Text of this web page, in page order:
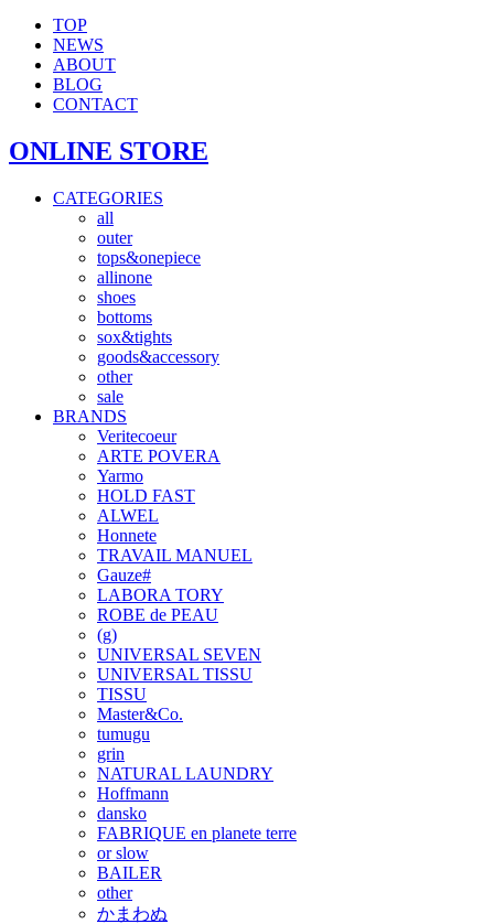
TOP
NEWS
ABOUT
BLOG
CONTACT
ONLINE STORE
CATEGORIES
all
outer
tops&onepiece
allinone
shoes
bottoms
sox&tights
goods&accessory
other
sale
BRANDS
Veritecoeur
ARTE POVERA
Yarmo
HOLD FAST
ALWEL
Honnete
TRAVAIL MANUEL
Gauze#
LABORA TORY
ROBE de PEAU
(g)
UNIVERSAL SEVEN
UNIVERSAL TISSU
TISSU
Master&Co.
tumugu
grin
NATURAL LAUNDRY
Hoffmann
dansko
FABRIQUE en planete terre
or slow
BAILER
other
かまわぬ